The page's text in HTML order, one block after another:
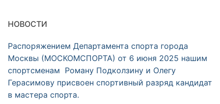
НОВОСТИ
Распоряжением Департамента спорта города
Москвы (МОСКОМСПОРТА) от 6 июня 2025 нашим
спортсменам Роману Подколзину и Олегу
Герасимову присвоен спортивный разряд кандидат
в мастера спорта.